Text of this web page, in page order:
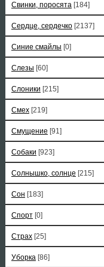
Свинки, поросята [184]
Сердце, сердечко [2137]
Синие смайлы [0]
Слезы [60]
Слоники [215]
Смех [219]
Смущение [91]
Собаки [923]
Солнышко, солнце [215]
Сон [183]
Спорт [0]
Страх [25]
Уборка [86]